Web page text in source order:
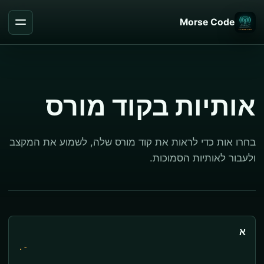
Morse Code
אותיות בקוד מורס
בחרו אות כדי לראות את קוד מורס שלה, לשמוע את המקצב
ולעבור לאותיות הסמוכות.
א
.-